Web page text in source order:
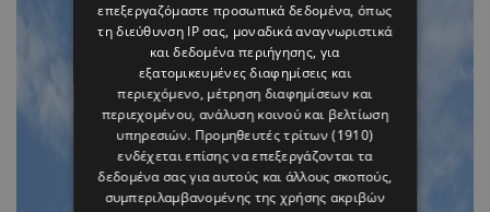
επεξεργαζόμαστε προσωπικά δεδομένα, όπως
τη διεύθυνση IP σας, μοναδικά αναγνωριστικά
και δεδομένα περιήγησης, για
εξατομικευμένες διαφημίσεις και
περιεχόμενο, μέτρηση διαφημίσεων και
περιεχομένου, ανάλυση κοινού και βελτίωση
υπηρεσιών. Προμηθευτές τρίτων (1910)
ενδέχεται επίσης να επεξεργάζονται τα
δεδομένα σας για αυτούς και άλλους σκοπούς,
συμπεριλαμβανομένης της χρήσης ακριβών